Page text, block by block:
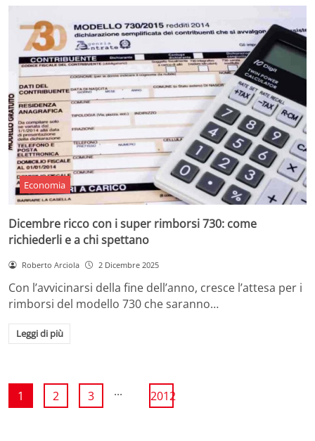
Economia
Dicembre ricco con i super rimborsi 730: come
richiederli e a chi spettano
Roberto Arciola 2 Dicembre 2025
Con l’avvicinarsi della fine dell’anno, cresce l’attesa per i
rimborsi del modello 730 che saranno…
Leggi di più
1 2 3 ... 2012